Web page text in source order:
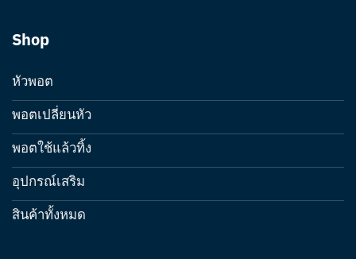
Shop
หัวพอต
พอตเปลี่ยนหัว
พอตใช้แล้วทิ้ง
อุปกรณ์เสริม
สินค้าทั้งหมด